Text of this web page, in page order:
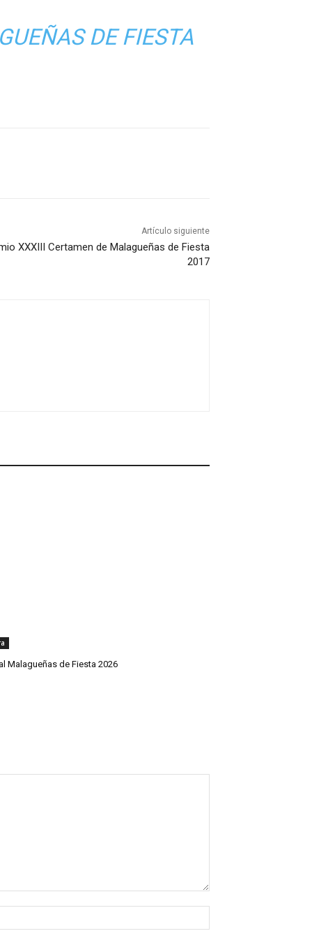
DE FIESTA
Artículo siguiente
XXXIII Certamen de Malagueñas de Fiesta
2017
Malagueñas de Fiesta 2026